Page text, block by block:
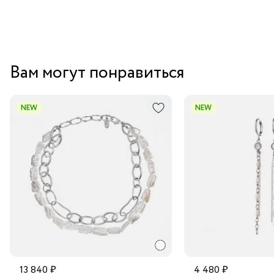
Вам могут понравиться
NEW
13 840 ₽
NEW
4 480 ₽